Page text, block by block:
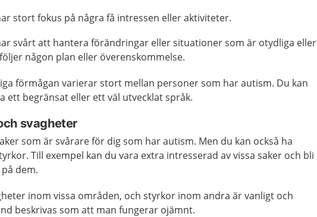
stort fokus på några få intressen eller aktiviteter.
svårt att hantera förändringar eller situationer som är otydliga eller
någon plan eller överenskommelse.
förmågan varierar stort mellan personer som har autism. Du kan
ett begränsat eller ett väl utvecklat språk.
svagheter
som är svårare för dig som har autism. Men du kan också ha
Till exempel kan du vara extra intresserad av vissa saker och bli
dem.
inom vissa områden, och styrkor inom andra är vanligt och
beskrivas som att man fungerar ojämnt.